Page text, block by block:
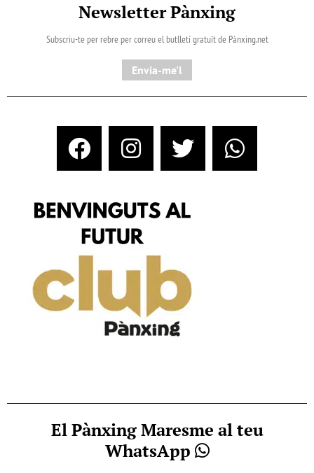
Newsletter Pànxing
Subscriu-te per rebre per correu el butlletí gratuït de Pànxing.net​
Envia-me'l
El Pànxing Maresme al teu
WhatsApp